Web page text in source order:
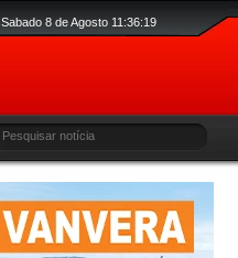
Sabado 8 de Agosto 11:36:20